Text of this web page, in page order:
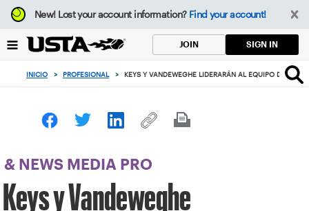
Enfoque
desde
botón
volver
principio
New!Lost your account information? Find your account!
JOIN SIGN IN
INICIO > PROFESIONAL > KEYS Y VANDEWEGHE LIDERARÁN AL EQUIPO DE EE.
& NEWS MEDIA PRO
Keys y Vandeweghe